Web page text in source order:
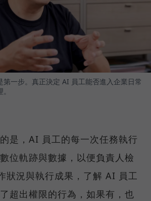
第一步。真正決定 AI 員工能否進入企業日常
是，AI 員工的每一次任務執行
位軌跡與數據，以便負責人檢
狀況與執行成果，了解 AI 員工
超出權限的行為，如果有，也